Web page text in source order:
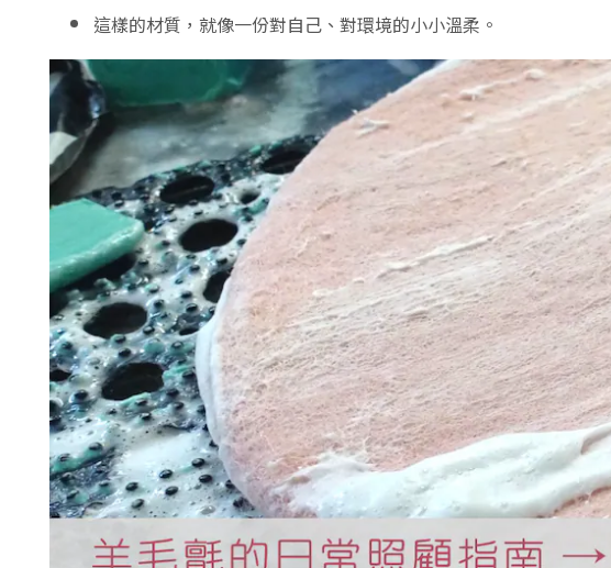
這樣的材質，就像一份對自己、對環境的小小溫柔。